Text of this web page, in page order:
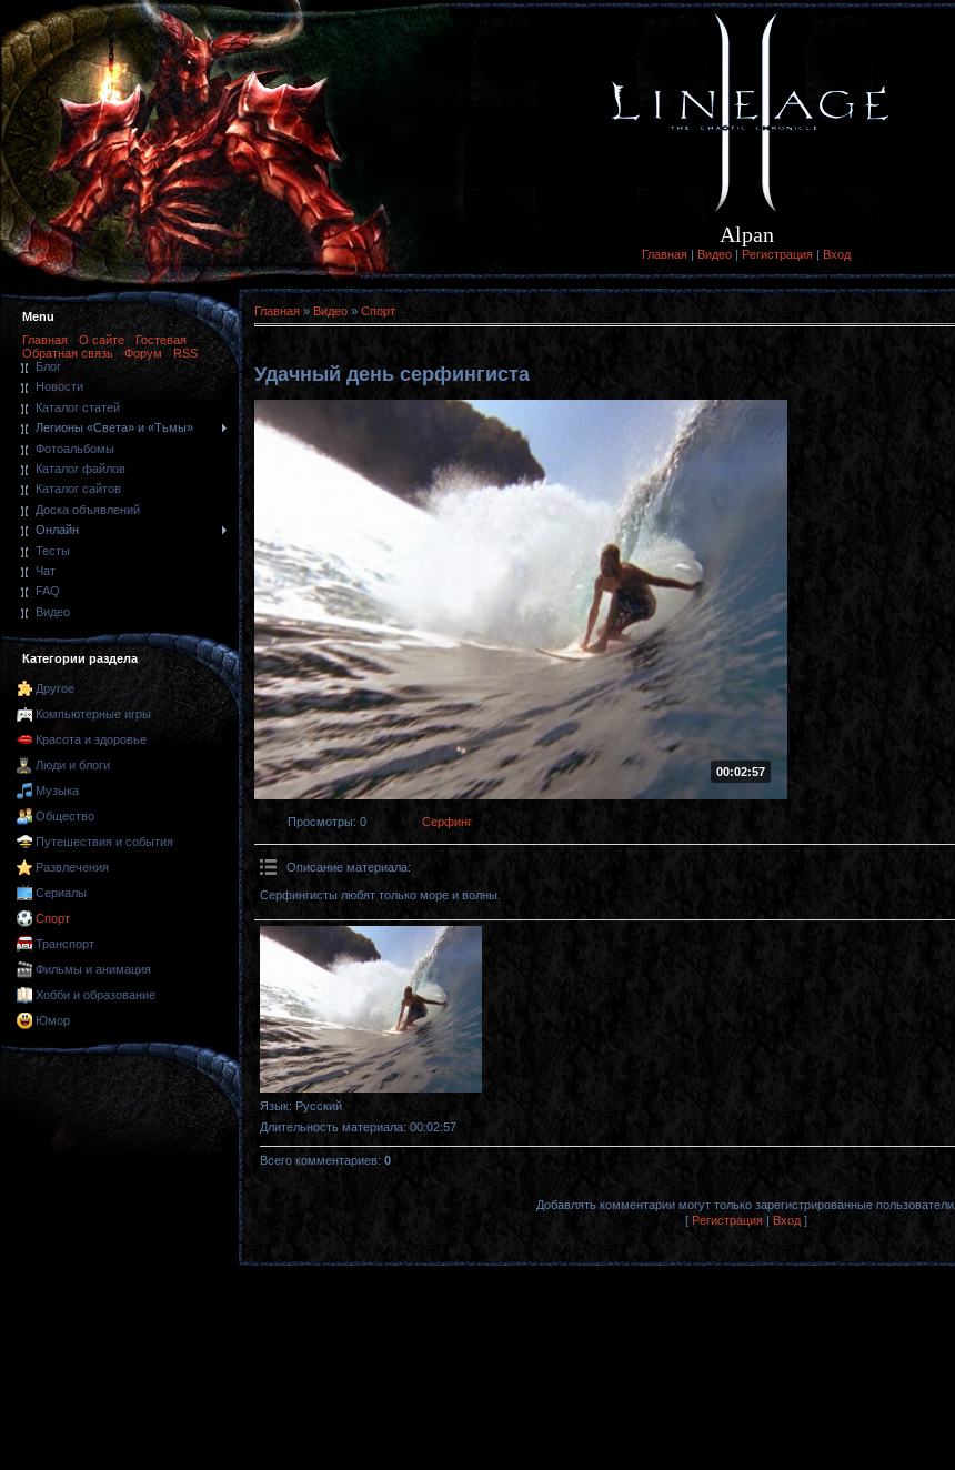
Alpan
Главная | Видео | Регистрация | Вход
Menu
Главная
О сайте
Гостевая
Обратная связь
Форум
RSS
Блог
Новости
Каталог статей
Легионы «Света» и «Тьмы»
Фотоальбомы
Каталог файлов
Каталог сайтов
Доска объявлений
Онлайн
Тесты
Чат
FAQ
Видео
Категории раздела
Другое
Компьютерные игры
Красота и здоровье
Люди и блоги
Музыка
Общество
Путешествия и события
Развлечения
Сериалы
Спорт
Транспорт
Фильмы и анимация
Хобби и образование
Юмор
Главная » Видео » Спорт
Удачный день серфингиста
00:02:57
Просмотры: 0 Серфинг
Описание материала:
Серфингисты любят только море и волны.
Язык: Русский
Длительность материала: 00:02:57
Всего комментариев: 0
Добавлять комментарии могут только зарегистрированные пользователи.
[ Регистрация | Вход ]